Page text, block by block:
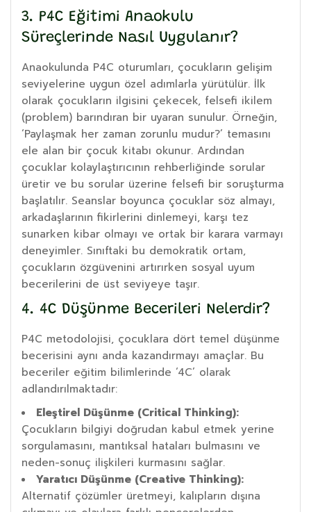
3. P4C Eğitimi Anaokulu
Süreçlerinde Nasıl Uygulanır?
Anaokulunda P4C oturumları, çocukların gelişim
seviyelerine uygun özel adımlarla yürütülür. İlk
olarak çocukların ilgisini çekecek, felsefi ikilem
(problem) barındıran bir uyaran sunulur. Örneğin,
‘Paylaşmak her zaman zorunlu mudur?’ temasını
ele alan bir çocuk kitabı okunur. Ardından
çocuklar kolaylaştırıcının rehberliğinde sorular
üretir ve bu sorular üzerine felsefi bir soruşturma
başlatılır. Seanslar boyunca çocuklar söz almayı,
arkadaşlarının fikirlerini dinlemeyi, karşı tez
sunarken kibar olmayı ve ortak bir karara varmayı
deneyimler. Sınıftaki bu demokratik ortam,
çocukların özgüvenini artırırken sosyal uyum
becerilerini de üst seviyeye taşır.
4. 4C Düşünme Becerileri Nelerdir?
P4C metodolojisi, çocuklara dört temel düşünme
becerisini aynı anda kazandırmayı amaçlar. Bu
beceriler eğitim bilimlerinde ‘4C’ olarak
adlandırılmaktadır:
Eleştirel Düşünme (Critical Thinking):
Çocukların bilgiyi doğrudan kabul etmek yerine
sorgulamasını, mantıksal hataları bulmasını ve
neden-sonuç ilişkileri kurmasını sağlar.
Yaratıcı Düşünme (Creative Thinking):
Alternatif çözümler üretmeyi, kalıpların dışına